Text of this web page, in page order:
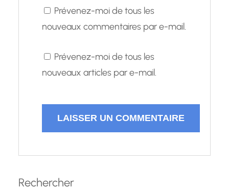
Prévenez-moi de tous les
nouveaux commentaires par e-mail.
Prévenez-moi de tous les
nouveaux articles par e-mail.
Rechercher